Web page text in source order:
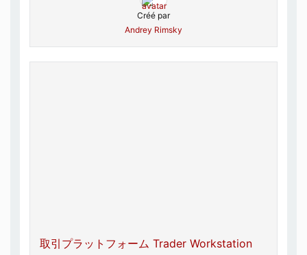
Créé par
Andrey Rimsky
取引プラットフォーム Trader Workstation